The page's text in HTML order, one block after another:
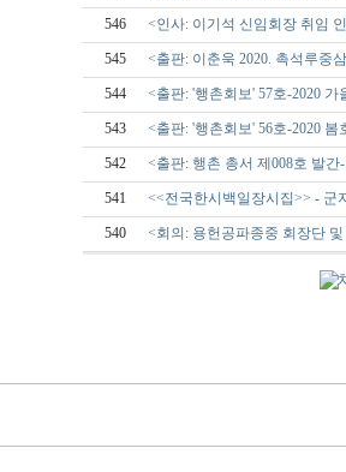
546 <인사: 이기석 신임회장 취임
545 <출판: 이춘욱 2020. 촉석루중
544 <출판: '행촌회보' 57호-2020
543 <출판: '행촌회보' 56호-2020
542 <출판: 행촌 총서 제008호 발
541 <<전국한시백일장시집>> -
540 <회의: 용헌공파종중 회장단